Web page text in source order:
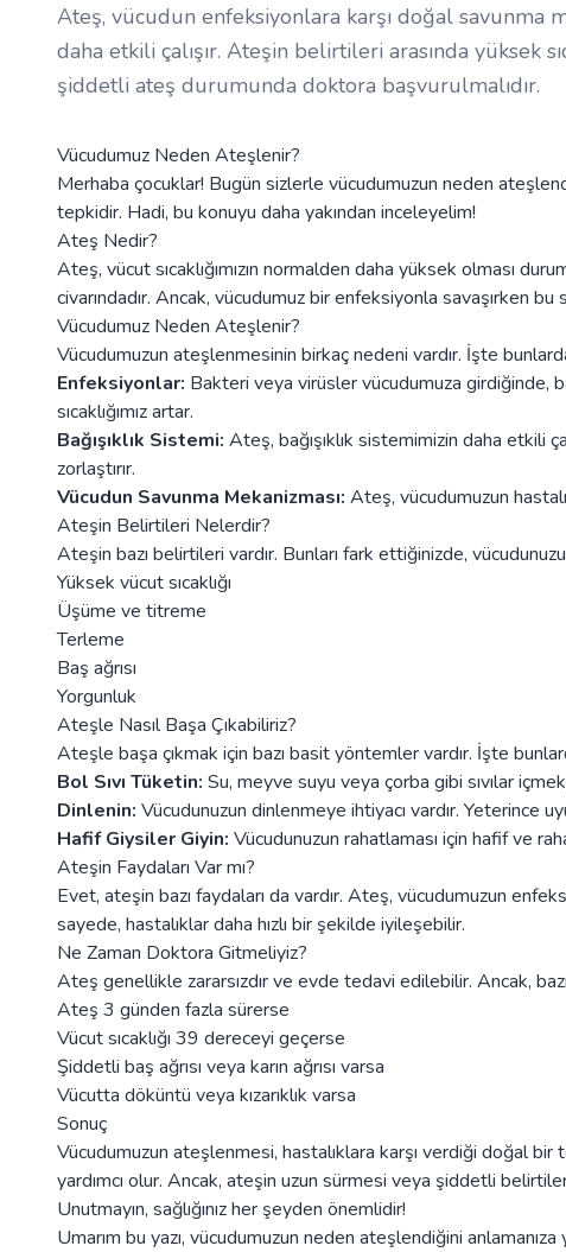
Ateş, vücudun enfeksiyonlara karşı doğal savunma
daha etkili çalışır. Ateşin belirtileri arasında yüksek
şiddetli ateş durumunda doktora başvurulmalıdır.
Vücudumuz Neden Ateşlenir?
Merhaba çocuklar! Bugün sizlerle vücudumuzun neden
tepkidir. Hadi, bu konuyu daha yakından inceleyelim!
Ateş Nedir?
Ateş, vücut sıcaklığımızın normalden daha yüksek olması
civarındadır. Ancak, vücudumuz bir enfeksiyonla savaşırken bu
Vücudumuz Neden Ateşlenir?
Vücudumuzun ateşlenmesinin birkaç nedeni vardır. İşte
Enfeksiyonlar: Bakteri veya virüsler vücudumuza girdiğinde,
sıcaklığımız artar.
Bağışıklık Sistemi: Ateş, bağışıklık sistemimizin daha etkili
zorlaştırır.
Vücudun Savunma Mekanizması: Ateş, vücudumuzun
Ateşin Belirtileri Nelerdir?
Ateşin bazı belirtileri vardır. Bunları fark ettiğinizde,
Yüksek vücut sıcaklığı
Üşüme ve titreme
Terleme
Baş ağrısı
Yorgunluk
Ateşle Nasıl Başa Çıkabiliriz?
Ateşle başa çıkmak için bazı basit yöntemler vardır. İşte
Bol Sıvı Tüketin: Su, meyve suyu veya çorba gibi sıvılar
Dinlenin: Vücudunuzun dinlenmeye ihtiyacı vardır. Yeterince
Hafif Giysiler Giyin: Vücudunuzun rahatlaması için hafif ve
Ateşin Faydaları Var mı?
Evet, ateşin bazı faydaları da vardır. Ateş, vücudumuzun
sayede, hastalıklar daha hızlı bir şekilde iyileşebilir.
Ne Zaman Doktora Gitmeliyiz?
Ateş genellikle zararsızdır ve evde tedavi edilebilir. Ancak,
Ateş 3 günden fazla sürerse
Vücut sıcaklığı 39 dereceyi geçerse
Şiddetli baş ağrısı veya karın ağrısı varsa
Vücutta döküntü veya kızarıklık varsa
Sonuç
Vücudumuzun ateşlenmesi, hastalıklara karşı verdiği doğal bir
yardımcı olur. Ancak, ateşin uzun sürmesi veya şiddetli
Unutmayın, sağlığınız her şeyden önemlidir!
Umarım bu yazı, vücudumuzun neden ateşlendiğini anlamanıza